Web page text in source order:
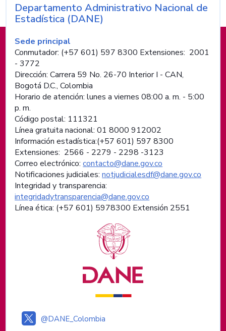
Información de pie de página
Nombre de la entidad
Departamento Administrativo Nacional de
Estadística (DANE)
Sede principal
Conmutador: (+57 601) 597 8300 Extensiones: 2001
- 3772
Dirección: Carrera 59 No. 26-70 Interior I - CAN,
Bogotá D.C., Colombia
Horario de atención: lunes a viernes 08:00 a. m. - 5:00
p. m.
Código postal: 111321
Línea gratuita nacional: 01 8000 912002
Información estadística:(+57 601) 597 8300
Extensiones: 2566 - 2279 - 2298 -3123
Correo electrónico:contacto@dane.gov.co
Notificaciones judiciales:notjudicialesdf@dane.gov.co
Integridad y transparencia:
integridadytransparencia@dane.gov.co
Línea ética: (+57 601) 5978300 Extensión 2551
Logos institucionales
@DANE_Colombia